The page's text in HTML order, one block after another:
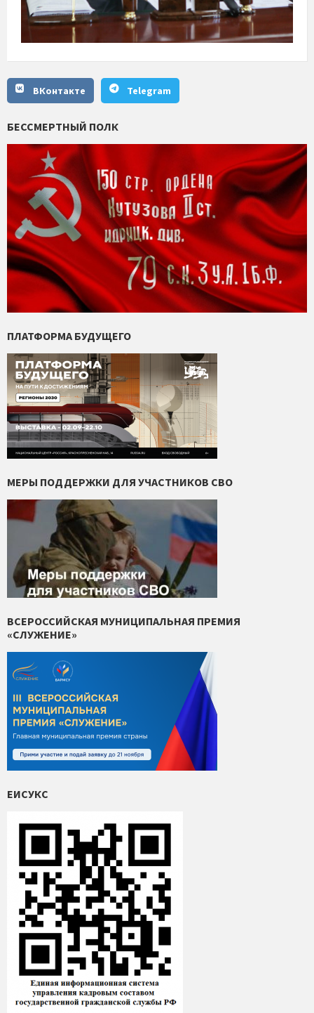
ВКонтакте Telegram
БЕССМЕРТНЫЙ ПОЛК
ПЛАТФОРМА БУДУЩЕГО
МЕРЫ ПОДДЕРЖКИ ДЛЯ УЧАСТНИКОВ СВО
ВСЕРОССИЙСКАЯ МУНИЦИПАЛЬНАЯ ПРЕМИЯ
«СЛУЖЕНИЕ»
ЕИСУКС